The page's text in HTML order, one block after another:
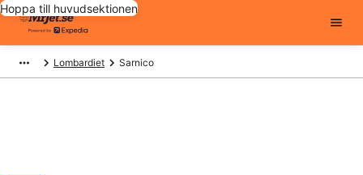
Hoppa till huvudsektionen
Lombardiet Sarnico